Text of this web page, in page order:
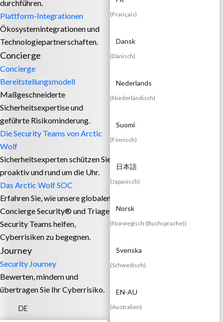
(Français)
Dansk
(Dänisch)
Nederlands
(Niederländisch)
Suomi
(Finnisch)
日本語
(Japanisch)
Norsk
(Norwegisch (Buchsprache))
Svenska
(Schwedisch)
EN-AU
(Australien)
durchführen.
Plattform-Integrationen
Ökosystemintegrationen und
Technologiepartnerschaften.
Concierge
Concierge
Bereitstellungsmodell
Maßgeschneiderte
Sicherheitsexpertise und
geführte Risikominderung.
Die Security Teams von Arctic
Wolf
Sicherheitsexperten schützen Sie
proaktiv und rund um die Uhr.
Das Arctic Wolf SOC
Erfahren Sie, wie unsere globalen
Concierge Security® und Triage
Security Teams helfen,
Cyberrisiken zu begegnen.
Journey
Security Journey
Bewerten, mindern und
übertragen Sie Ihr Cyberrisiko.
DE